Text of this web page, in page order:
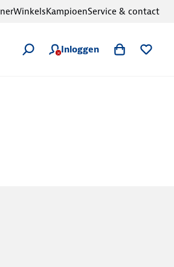
Inloggen
WinkelsKampioenService & contact